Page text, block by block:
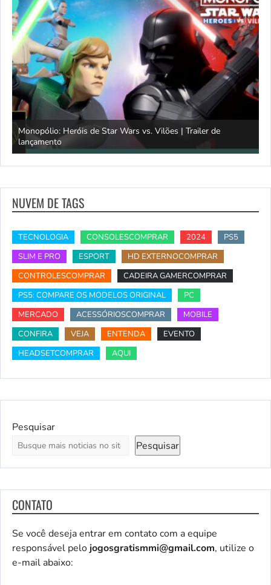
Monopólio: Heróis de Star Wars vs. Vilões | Trailer de
lançamento
NUVEM DE TAGS
TECNOLOGIA CONSOLESCOMPRAR 2024
PS5
SLIM E PRO
ESPORT
HD EXTERNOCOMPRAR
CONTROLESCOMPRAR
CADEIRA GAMERCOMPRAR
PS5: COMPARE OS MODELOS ORIGINAL
PC
MERCADO
ACESSÓRIOSCOMPRAR
MOBILE
CONFIRA
VEJA ENTENDA
EVENTO
HEADSETCOMPRAR
AQUI
Pesquisar
Pesquisar
CONTATO
Se você deseja entrar em contato com a equipe
responsável pelojogosgratismmi@gmail.com, utilize o
e-mail abaixo: